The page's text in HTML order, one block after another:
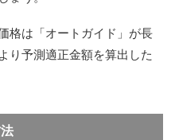
格は「オートガイド」が長
り予測適正金額を算出した